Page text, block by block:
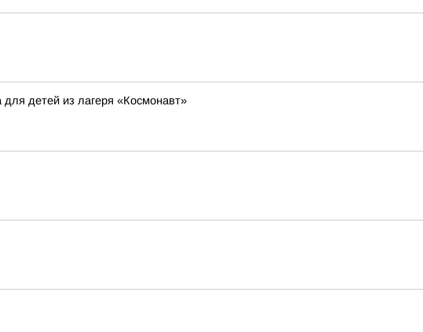
для детей из лагеря «Космонавт»